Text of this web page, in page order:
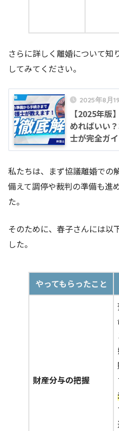
さらに詳しく離婚について知
してみてください。
2025年8月
【2025年版
めればいい
士が完全ガ
私たちは、まず協議離婚での
備えて調停や裁判の準備も進
た。
そのために、春子さんには以
した。
やってもらったこと
財産分与の把握